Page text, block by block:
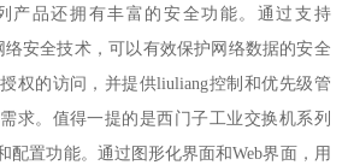
产品还拥有丰富的安全功能。通过支持
安全技术，可以有效保护网络数据的安全
权的访问，并提供liuliang控制和优先级管
求。值得一提的是西门子工业交换机系列
配置功能。通过图形化界面和Web界面，用